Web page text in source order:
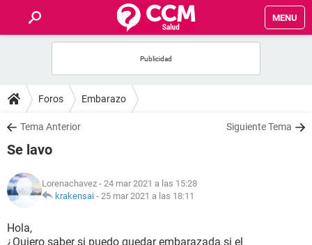
MENU
FOROS
SALUD
NUTRICIÓN
BIENESTAR
Foros Embarazo
Tema Anterior Siguiente Tema
Se lavo
Lorenachavez - 24 mar 2021 a las 15:28
krakensai - 25 mar 2021 a las 18:11
Hola,
¿Quiero saber si puedo quedar embarazada si el